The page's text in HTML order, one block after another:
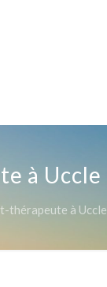
à Uccle
thérapeute à Uccle